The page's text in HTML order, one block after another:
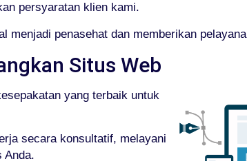
persyaratan klien kami.
penasehat dan memberikan
Situs Web
yang terbaik untuk
secara konsultatif, melayani
Anda.